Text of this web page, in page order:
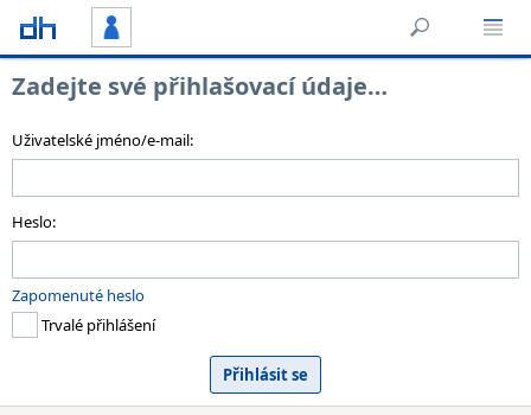
Zadejte své přihlašovací údaje…
Uživatelské jméno/e-mail:
Heslo:
Zapomenuté heslo
Trvalé přihlášení